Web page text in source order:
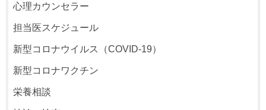
心理カウンセラー
担当医スケジュール
新型コロナウイルス（COVID-19）
新型コロナワクチン
栄養相談